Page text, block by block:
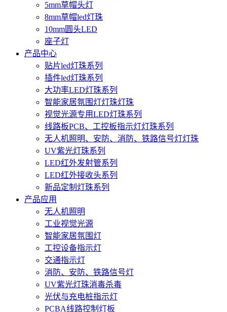
5mm草帽头灯
8mm草帽led灯珠
10mm圆头LED
座子灯
产品中心
贴片led灯珠系列
插件led灯珠系列
大功率LED灯珠系列
智能家居氛围灯灯珠灯珠
视觉光源专用LED灯珠系列
线路板PCB、工控板指示灯灯珠系列
无人机照明、安防、消防、铁路信号灯灯珠
UV紫光灯珠系列
LED红外发射管系列
LED红外接收头系列
新品定制灯珠系列
产品应用
无人机照明
工业视觉光源
智能家居氛围灯
工控设备指示灯
交通指示灯
消防、安防、铁路信号灯
UV紫光灯珠消毒杀毒
光伏与充电桩指示灯
PCBA线路控制灯板